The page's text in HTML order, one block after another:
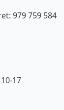
979 759 584
17